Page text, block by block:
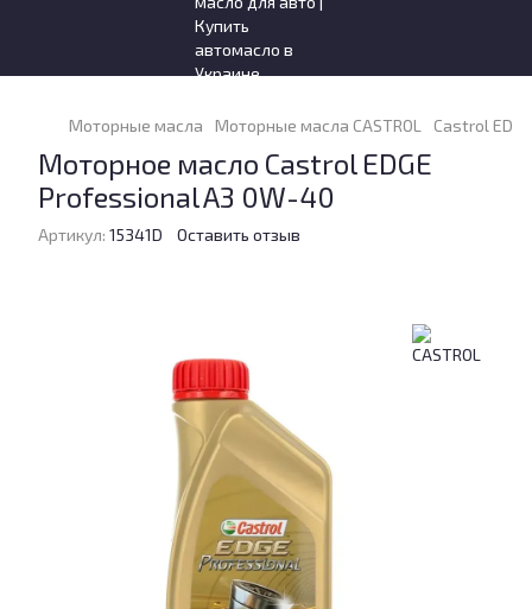
Моторные масла Моторные масла CASTROL Castrol
Моторное масло Castrol EDGE
Professional A3 0W-40
Артикул: 15341D Оставить отзыв